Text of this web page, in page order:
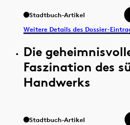
Stadtbuch-Artikel
Weitere Details des Dossier-
Die
Faszination des
Handwerks
Stadtbuch-Artikel